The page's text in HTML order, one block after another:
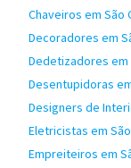
Chaveiros em São
Decoradores em
Dedetizadores em
Desentupidoras
Designers de
Eletricistas em
Empreiteiros em